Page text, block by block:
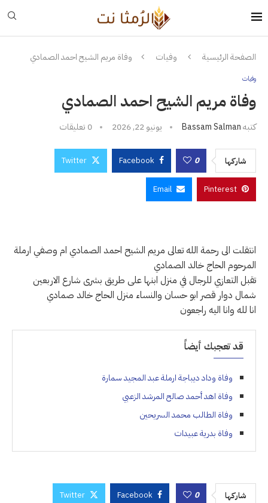
الصفحة الرئيسية وفيات وفاة مريم الشيح احمد الصمادي
وفيات
وفاة مريم الشيح احمد الصمادي
كتبهBassam Salman يونيو 22, 2026 0 تعليقات
شاركها 0
Facebook
Twitter
Pinterest
Email
انتقلت الى رحمة الله تعالى مريم الشيح احمد الصمادي ام وصفي ارملة
المرحوم الحاج خالد الصمادي
تقبل التعازي للرجال في منزل ابنها على طريق بشرى شارع الاربعين
شمال دوار قصر ابو حسان والنساء منزل الحاج خالد صمادي
انا لله وانا اليه راجعون
قد تعجبك أيضاً
وفاة وداد ديباجة ارملة عبد المجيد سمارة
وفاة اهد أحمد صالح المرشد الزعبي
وفاة الطالب محمد السريحين
وفاة بدرية عبيدات
شاركها 0
Facebook
Twitter